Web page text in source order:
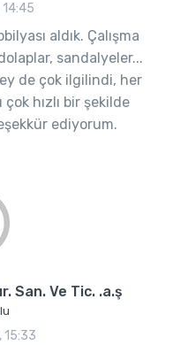
aldık. Çalışma
sandalyeler...
de çok ilgilindi, her
hızlı bir şekilde
ediyorum.
San. Ve Tic. .a.ş
15:33